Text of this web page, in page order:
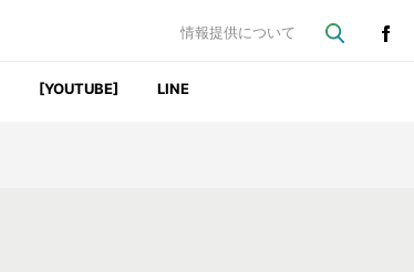
情報提供について
[YOUTUBE] LINE